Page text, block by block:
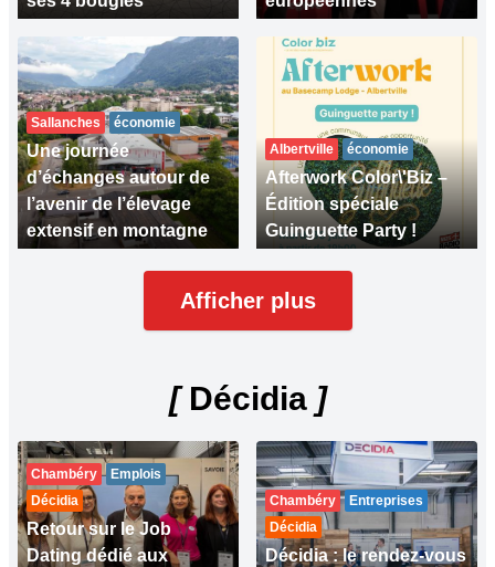
Sallanches économie
Une journée
d’échanges autour de
l’avenir de l’élevage
extensif en montagne
Albertville économie
Afterwork Color\'Biz –
Édition spéciale
Guinguette Party !
Afficher plus
[Décidia ]
Chambéry
Emplois
Décidia
Retour sur le Job
Dating dédié aux
Chambéry
Entreprises
Décidia
Décidia : le rendez-vous